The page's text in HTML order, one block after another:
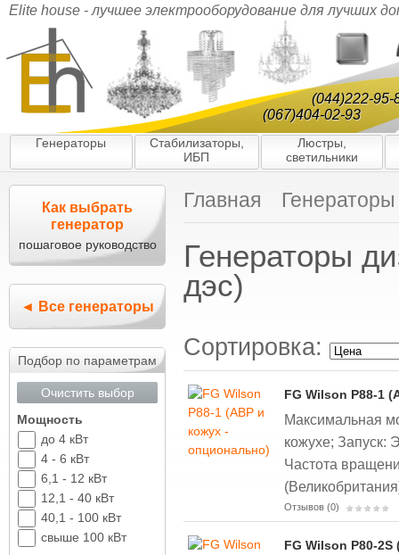
Elite house - лучшее электрооборудование для лучших
(044)222-95-
(067)404-02-93
Главная Генераторы
Генераторы
дэс)
Сортировка:
FG Wilson P88-1
Максимальная
кожухе; Запуск:
Частота
Отзывов (0)
FG Wilson P80-
Как выбрать
генератор
пошаговое руководство
◄ Все генераторы
Подбор по параметрам
Очистить выбор
Мощность
до 4 кВт
4 - 6 кВт
6,1 - 12 кВт
12,1 - 40 кВт
40,1 - 100 кВт
свыше 100 кВт
Генераторы
Стабилизаторы,
ИБП
Люстры,
светильники